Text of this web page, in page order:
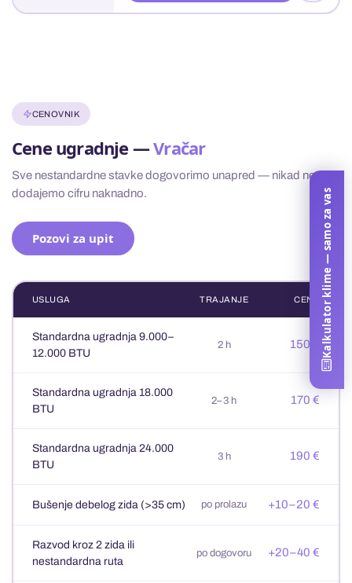
Kalkulator klime — samo za vas
CENOVNIK
Cene ugradnje —Vračar
Sve nestandardne stavke dogovorimo unapred — nikad ne
dodajemo cifru naknadno.
Pozovi za upit
USLUGA TRAJANJE CENA
Standardna ugradnja 9.000–
12.000 BTU
2 h 150 €
Standardna ugradnja 18.000
BTU
2–3 h 170 €
Standardna ugradnja 24.000
BTU
3 h 190 €
Bušenje debelog zida (>35 cm) po prolazu +10–20 €
Razvod kroz 2 zida ili
nestandardna ruta
po dogovoru +20–40 €